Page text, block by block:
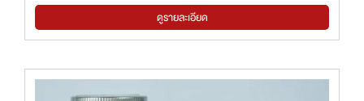
ดูรายละเอียด